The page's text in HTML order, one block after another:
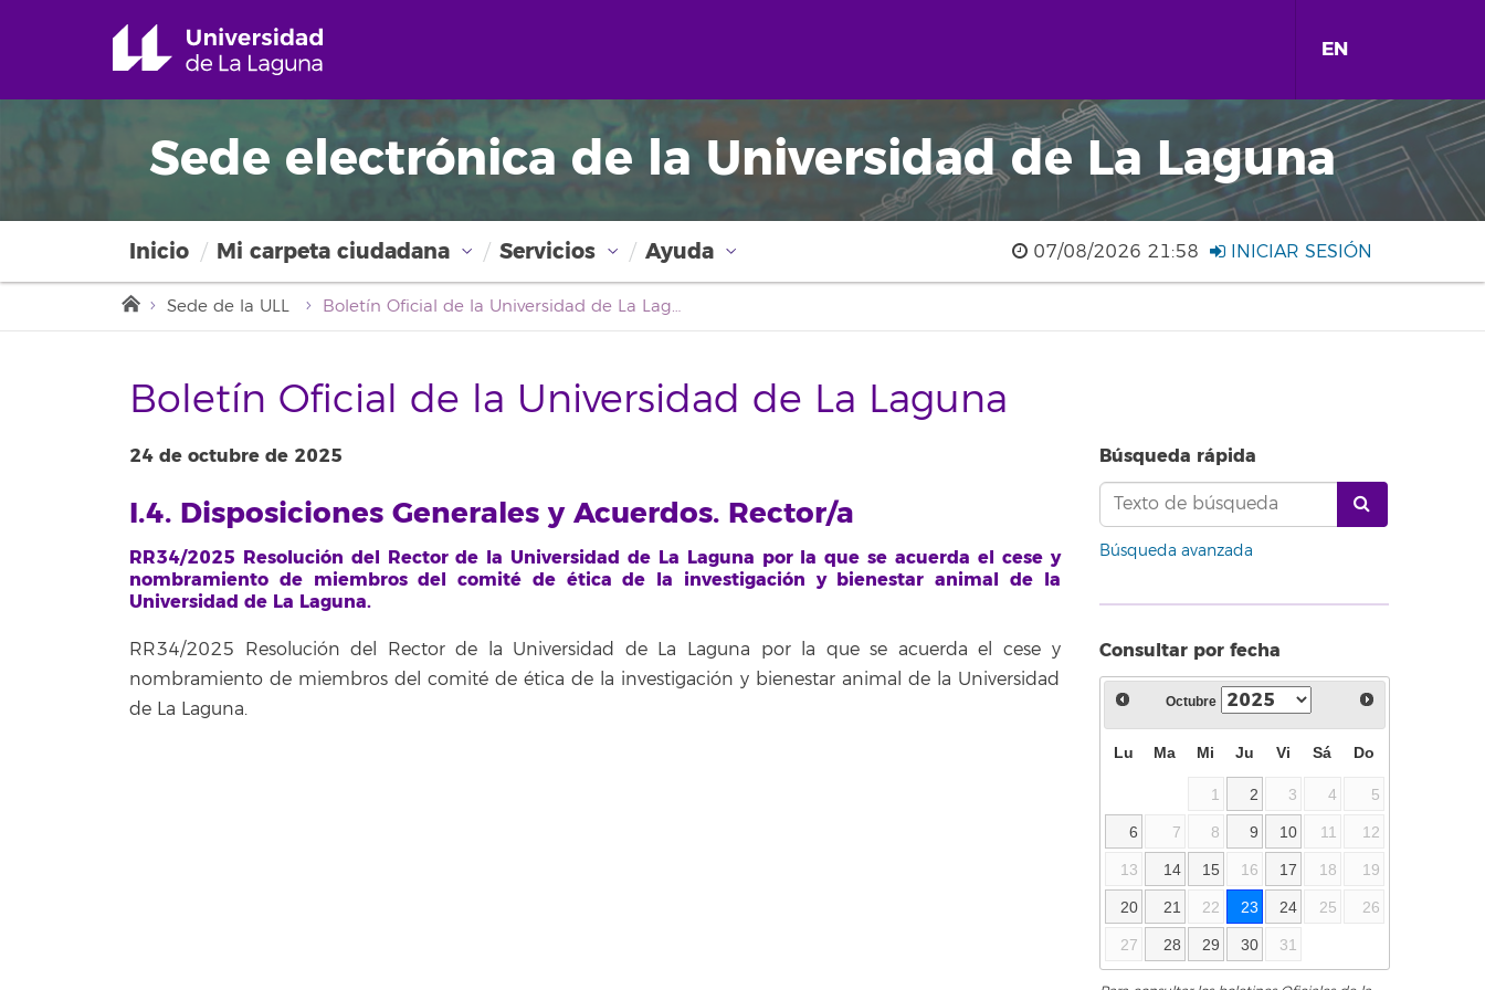
EN
Sede electrónica de la Universidad de La Laguna
Inicio Mi carpeta ciudadana Servicios Ayuda 07/08/2026 21:58 INICIAR SESIÓN
Sede de la ULL Boletín Oficial de la Universidad de La Laguna
Boletín Oficial de la Universidad de La Laguna
24 de octubre de 2025
I.4. Disposiciones Generales y Acuerdos. Rector/a
RR34/2025 Resolución del Rector de la Universidad de La Laguna por la que se acuerda el cese y
nombramiento de miembros del comité de ética de la investigación y bienestar animal de la
Universidad de La Laguna.
RR34/2025 Resolución del Rector de la Universidad de La Laguna por la que se acuerda el cese y
nombramiento de miembros del comité de ética de la investigación y bienestar animal de la Universidad
de La Laguna.
Búsqueda rápida
Búsqueda avanzada
Consultar por fecha
Octubre
Lu Ma Mi Ju Vi Sá Do
1 2 3 4 5
6 7 8 9 10 11 12
13 14 15 16 17 18 19
20 21 22 23 24 25 26
27 28 29 30 31